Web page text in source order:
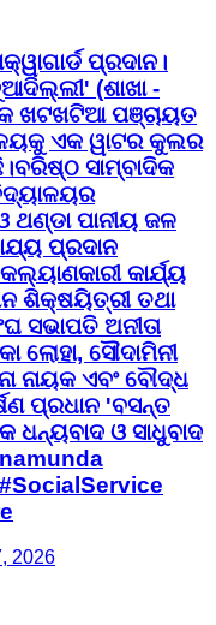
ପ୍ରଦାନ।
(ଶାଖା -
ଖଟଖଟିଆ ପଞ୍ଚାୟତ
ଏକ ୱାଟର କୁଲର
​ବରିଷ୍ଠ ସାମ୍ବାଦିକ
ଥଣ୍ଡା ପାନୀୟ ଜଳ
ପ୍ରଦାନ
କାର୍ଯ୍ୟ
ଶିକ୍ଷୟିତ୍ରୀ ତଥା
ସଭାପତି ଅନୀତା
ଲୋହା, ସୌଦାମିନୀ
ନାୟକ ଏବଂ ବୌଦ୍ଧ
ପ୍ରଧାନ 'ବସନ୍ତ
ଓ ସାଧୁବାଦ
2026